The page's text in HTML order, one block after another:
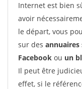
Internet est bien
avoir
le départ, vous
sur des annuaires
Facebook ou un
Il peut être
effet, si le